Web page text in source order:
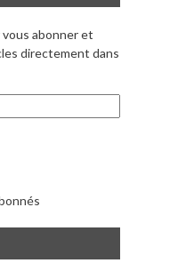
abonner et
directement dans